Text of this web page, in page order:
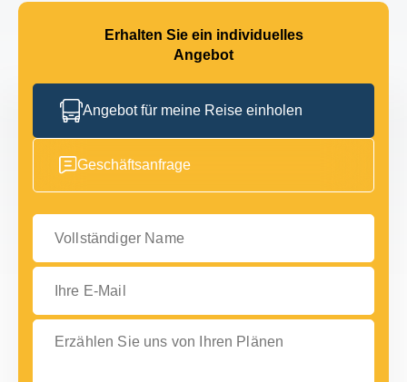
Erhalten Sie ein individuelles
Angebot
Angebot für meine Reise einholen
Geschäftsanfrage
Vollständiger Name
Ihre E-Mail
Erzählen Sie uns von Ihren Plänen